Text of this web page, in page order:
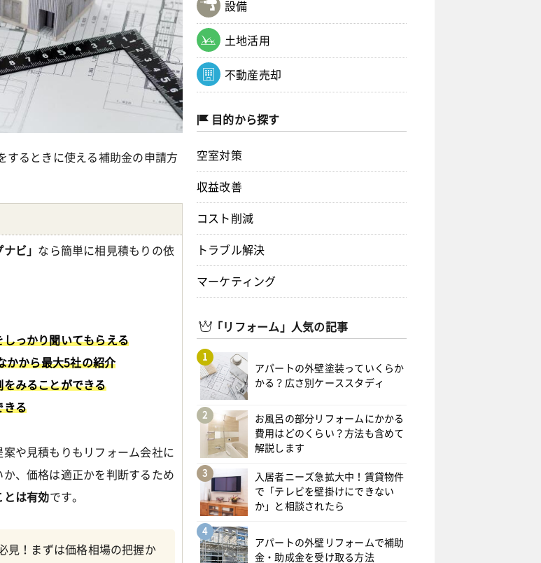
するときに使える補助金の申請方
ビ」 なら簡単に相見積もりの依
っかり聞いてもらえる
かから最大5社の紹介
みることができる
きる
や見積もりもリフォーム会社に
、価格は適正かを判断するため
とは有効です。
見！まずは価格相場の把握か
設備
土地活用
不動産売却
目的から探す
空室対策
収益改善
コスト削減
トラブル解決
マーケティング
「リフォーム」人気の記事
1
アパートの外壁塗装っていくらか
かる？広さ別ケーススタディ
2
お風呂の部分リフォームにかかる
費用はどのくらい？方法も含めて
解説します
3
入居者ニーズ急拡大中！賃貸物件
で「テレビを壁掛けにできない
か」と相談されたら
4
アパートの外壁リフォームで補助
金・助成金を受け取る方法